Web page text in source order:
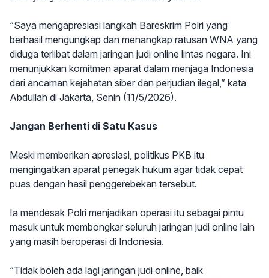
“Saya mengapresiasi langkah Bareskrim Polri yang
berhasil mengungkap dan menangkap ratusan WNA yang
diduga terlibat dalam jaringan judi online lintas negara. Ini
menunjukkan komitmen aparat dalam menjaga Indonesia
dari ancaman kejahatan siber dan perjudian ilegal,” kata
Abdullah di Jakarta, Senin (11/5/2026).
Jangan Berhenti di Satu Kasus
Meski memberikan apresiasi, politikus PKB itu
mengingatkan aparat penegak hukum agar tidak cepat
puas dengan hasil penggerebekan tersebut.
Ia mendesak Polri menjadikan operasi itu sebagai pintu
masuk untuk membongkar seluruh jaringan judi online lain
yang masih beroperasi di Indonesia.
“Tidak boleh ada lagi jaringan judi online, baik